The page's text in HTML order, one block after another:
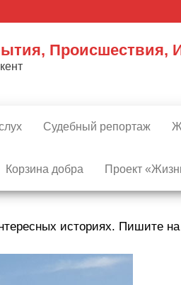
Происшествия,
Судебный репортаж
Корзина добра Проект
историях. Пишите